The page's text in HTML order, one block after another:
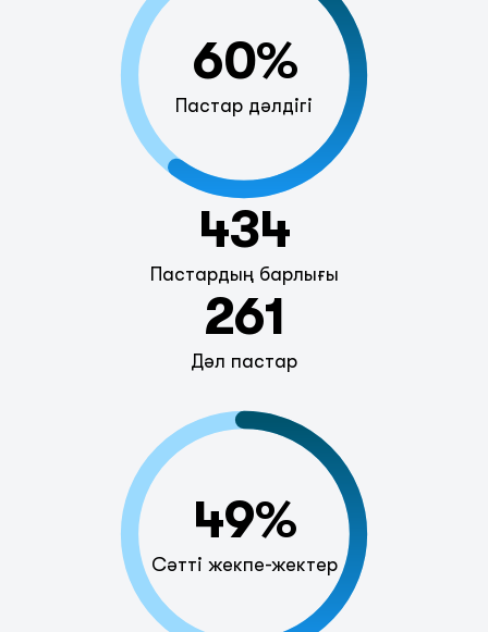
60%
Пастар дәлдігі
434
Пастардың барлығы
261
Дәл пастар
49%
Сәтті жекпе-жектер